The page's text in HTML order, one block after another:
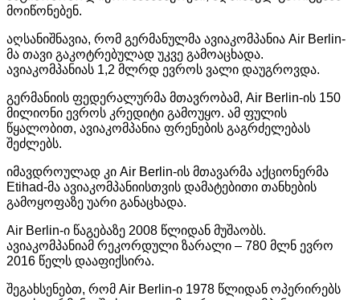
მოიწონებენ.
აღსანიშნავია, რომ გერმანულმა ავიაკომპანია Air Berlin-
მა თავი გაკოტრებულად უკვე გამოაცხადა.
ავიაკომპანიას 1,2 მლრდ ევროს ვალი დაუგროვდა.
გერმანიის ფედერალურმა მთავრობამ, Air Berlin-ის 150
მილიონი ევროს კრედიტი გამოუყო. ამ ფულის
წყალობით, ავიაკომპანია ფრენების გაგრძელებას
შეძლებს.
იმავდროულად კი Air Berlin-ის მთავარმა აქციონერმა
Etihad-მა ავიაკომპანიისთვის დამატებითი თანხების
გამოყოფაზე უარი განაცხადა.
Air Berlin-ი წაგებაზე 2008 წლიდან მუშაობს.
ავიაკომპანიამ რეკორდული ზარალი – 780 მლნ ევრო
2016 წელს დააფიქსირა.
შეგახსენებთ, რომ Air Berlin-ი 1978 წლიდან ოპერირებს